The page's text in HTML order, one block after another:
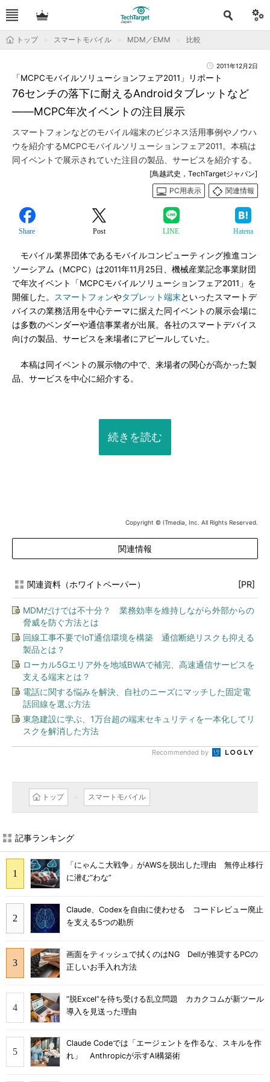
トップ スマートモバイル MDM／EMM 比較
2011年12月2日
76センチの落下に耐えるAndroidタブレットなど
――MCPC年次イベントの注目展示
「MCPCモバイルソリューションフェア2011」リポート
スマートフォンなどのモバイル端末のビジネス活用事例やノウハ
ウを紹介するMCPCモバイルソリューションフェア2011。本稿は
同イベントで展示されていた注目の製品、サービスを紹介する。
[鳥越武史，TechTargetジャパン]
PC用表示
関連情報
Share Post LINE Hatena
モバイル業界団体であるモバイルコンピューティング推進コン
ソーシアム（MCPC）は2011年11月25日、機械産業記念事業財団
で年次イベント「MCPCモバイルソリューションフェア2011」を
開催した。
スマートフォンやタブレット端末といったスマートデ
バイスの業務活用を中心テーマに据えた同イベントの展示会場に
は多数のベンダーや通信事業者が出展。各社のスマートデバイス
向けの製品、サービスを来場者にアピールしていた。
本稿は同イベントの展示物の中で、来場者の関心が高かった製
品、サービスを中心に紹介する。
続きを読む
Copyright © ITmedia, Inc. All Rights Reserved.
関連情報
関連資料（ホワイトペーパー） [PR]
MDMだけでは不十分？ 業務効率を維持しながら外部からの
脅威を防ぐ方法とは
回線工事不要でIoT通信環境を構築 通信断絶リスクも抑える
製品とは？
ローカル5Gエリア外を地域BWAで補完、高速通信サービスを
支える端末とは？
電話に関する悩みを解決、自社のニーズにマッチした固定電
話回線を選ぶ方法
東急建設に学ぶ、1万台超の端末セキュリティを一本化してリ
スクを解消した方法
Recommended by
トップ スマートモバイル
記事ランキング
「にゃんこ大戦争」がAWSを脱出した理由 無停止移行
に潜む“わな”
Claude、Codexを自由に使わせる コードレビュー廃止
を支える5つの勘所
画面をティッシュで拭くのはNG Dellが推奨するPCの
正しいお手入れ方法
“脱Excel”を待ち受ける乱立問題 カカクコムが新ツール
導入を見送った理由
Claude Codeでは「エージェントを作るな、スキルを作
れ」 Anthropicが示すAI構築術